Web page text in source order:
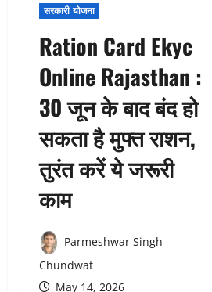
सरकारी योजना
Ration Card Ekyc
Online Rajasthan :
30 जून के बाद बंद हो
सकता है मुफ्त राशन,
तुरंत करें ये जरूरी
काम
Parmeshwar Singh
Chundwat
May 14, 2026